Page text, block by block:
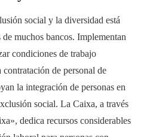
social y la diversidad está
muchos bancos. Implementan
condiciones de trabajo
de personal de
la integración de personas en
social. La Caixa, a través
dedica recursos considerables